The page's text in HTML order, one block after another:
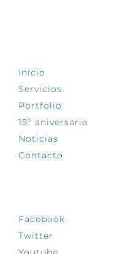
Inicio
Servicios
Portfolio
15º aniversario
Noticias
Contacto
Facebook
Twitter